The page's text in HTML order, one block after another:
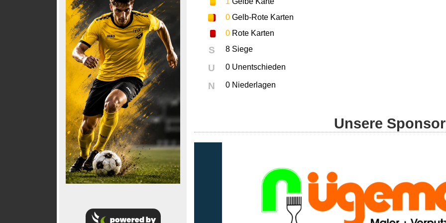
0 Gelb-Rote Karten
0 Rote Karten
S 8 Siege
U 0 Unentschieden
N 0 Niederlagen
Unsere